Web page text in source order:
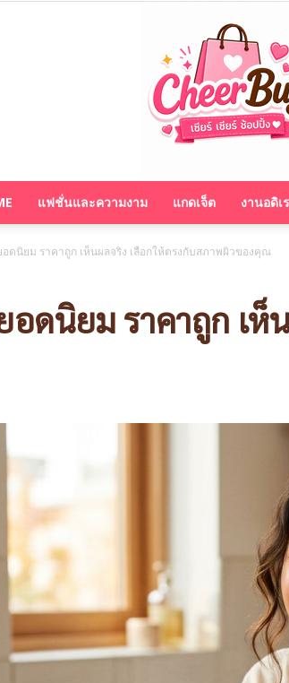
แฟชั่นและความงาม แกดเจ็ต งานอดิเ
ดนิยม ราคาถูก เห็นผลจริง เลือกให้ตรงกับสภาพผิวของคุณ
อดนิยม ราคาถูก เ